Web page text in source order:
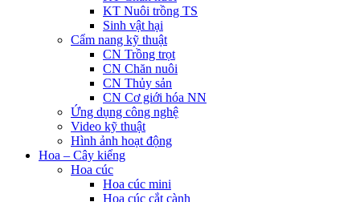
KT Nuôi trồng TS
Sinh vật hại
Cẩm nang kỹ thuật
CN Trồng trọt
CN Chăn nuôi
CN Thủy sản
CN Cơ giới hóa NN
Ứng dụng công nghệ
Video kỹ thuật
Hình ảnh hoạt động
Hoa – Cây kiểng
Hoa cúc
Hoa cúc mini
Hoa cúc cắt cành